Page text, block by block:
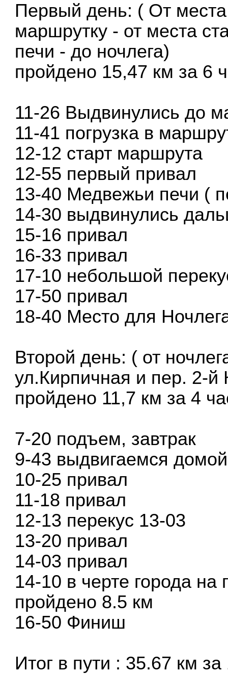
Первый день: ( От
маршрутку - от места
печи - до ночлега)
пройдено 15,47 км за 6
11-26 Выдвинулись до
11-41 погрузка в
12-12 старт маршрута
12-55 первый привал
13-40 Медвежьи печи (
14-30 выдвинулись
15-16 привал
16-33 привал
17-10 небольшой
17-50 привал
18-40 Место для
Второй день: ( от
ул.Кирпичная и пер. 2-й
пройдено 11,7 км за 4
7-20 подъем, завтрак
9-43 выдвигаемся домой
10-25 привал
11-18 привал
12-13 перекус 13-03
13-20 привал
14-03 привал
14-10 в черте города на
пройдено 8.5 км
16-50 Финиш
Итог в пути : 35.67 км